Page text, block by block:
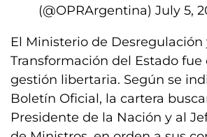
(@OPRArgentina) July 5,
El Ministerio de Desregulación
Transformación del Estado fue
gestión libertaria. Según se
Boletín Oficial, la cartera
Presidente de la Nación y al